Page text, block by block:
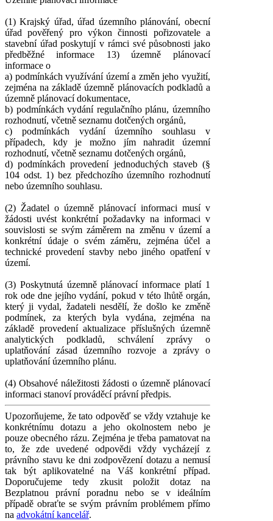
(1) Krajský úřad, úřad územního plánování, obecní
úřad pověřený pro výkon činnosti pořizovatele a
stavební úřad poskytují v rámci své působnosti jako
předběžné informace 13) územně plánovací
informace o
a) podmínkách využívání území a změn jeho využití,
zejména na základě územně plánovacích podkladů a
územně plánovací dokumentace,
b) podmínkách vydání regulačního plánu, územního
rozhodnutí, včetně seznamu dotčených orgánů,
c) podmínkách vydání územního souhlasu v
případech, kdy je možno jím nahradit územní
rozhodnutí, včetně seznamu dotčených orgánů,
d) podmínkách provedení jednoduchých staveb (§
104 odst. 1) bez předchozího územního rozhodnutí
nebo územního souhlasu.
(2) Žadatel o územně plánovací informaci musí v
žádosti uvést konkrétní požadavky na informaci v
souvislosti se svým záměrem na změnu v území a
konkrétní údaje o svém záměru, zejména účel a
technické provedení stavby nebo jiného opatření v
území.
(3) Poskytnutá územně plánovací informace platí 1
rok ode dne jejího vydání, pokud v této lhůtě orgán,
který ji vydal, žadateli nesdělí, že došlo ke změně
podmínek, za kterých byla vydána, zejména na
základě provedení aktualizace příslušných územně
analytických podkladů, schválení zprávy o
uplatňování zásad územního rozvoje a zprávy o
uplatňování územního plánu.
(4) Obsahové náležitosti žádosti o územně plánovací
informaci stanoví prováděcí právní předpis.
Upozorňujeme, že tato odpověď se vždy vztahuje ke
konkrétnímu dotazu a jeho okolnostem nebo je
pouze obecného rázu. Zejména je třeba pamatovat na
to, že zde uvedené odpovědi vždy vycházejí z
právního stavu ke dni zodpovězení dotazu a nemusí
tak být aplikovatelné na Váš konkrétní případ.
Doporučujeme tedy zkusit položit dotaz na
Bezplatnou právní poradnu nebo se v ideálním
případě obraťte se svým právním problémem přímo
na advokátní kancelář.